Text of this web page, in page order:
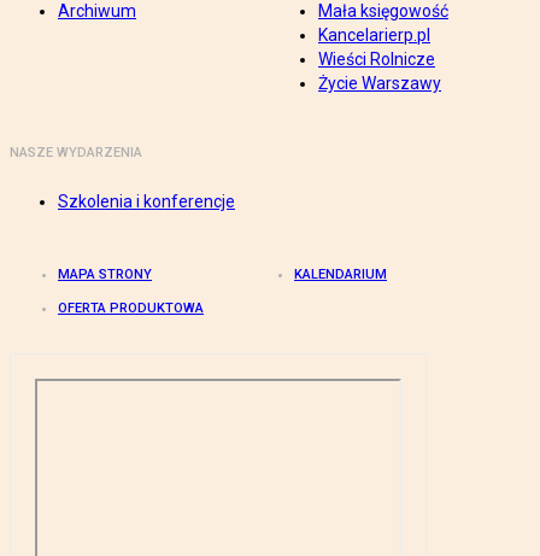
Archiwum
Mała księgowość
Kancelarierp.pl
Wieści Rolnicze
Życie Warszawy
NASZE WYDARZENIA
Szkolenia i konferencje
MAPA STRONY KALENDARIUM
OFERTA PRODUKTOWA